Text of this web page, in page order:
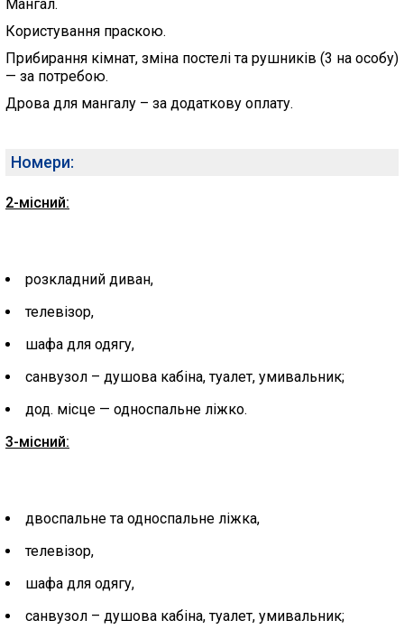
Мангал.
Користування праскою.
Прибирання кімнат, зміна постелі та рушників (3 на особу)
— за потребою.
Дрова для мангалу – за додаткову оплату.
Номери:
2-місний:
розкладний диван,
телевізор,
шафа для одягу,
санвузол – душова кабіна, туалет, умивальник;
дод. місце — односпальне ліжко.
3-місний:
двоспальне та односпальне ліжка,
телевізор,
шафа для одягу,
санвузол – душова кабіна, туалет, умивальник;